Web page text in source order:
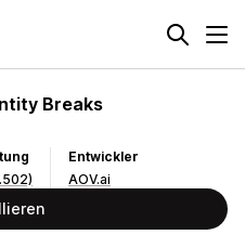
Breaks
Entwickler
AOV.ai